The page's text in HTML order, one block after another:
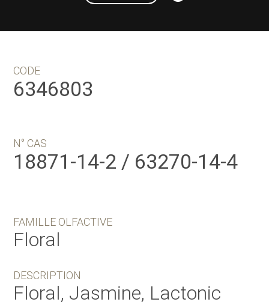
CODE
6346803
N° CAS
18871-14-2 / 63270-14-4
FAMILLE OLFACTIVE
Floral
DESCRIPTION
Floral, Jasmine, Lactonic